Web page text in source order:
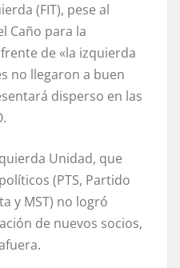
(FIT), pese al
Caño para la
de «la izquierda
no llegaron a buen
disperso en las
Unidad, que
(PTS, Partido
y MST) no logró
de nuevos socios,